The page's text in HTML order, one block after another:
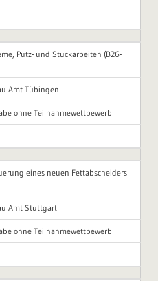
Putz- und Stuckarbeiten (B26-
Amt Tübingen
ohne Teilnahmewettbewerb
eines neuen Fettabscheiders
Amt Stuttgart
ohne Teilnahmewettbewerb